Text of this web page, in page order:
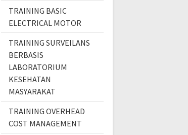
TRAINING BASIC
ELECTRICAL MOTOR
TRAINING SURVEILANS
BERBASIS
LABORATORIUM
KESEHATAN
MASYARAKAT
TRAINING OVERHEAD
COST MANAGEMENT